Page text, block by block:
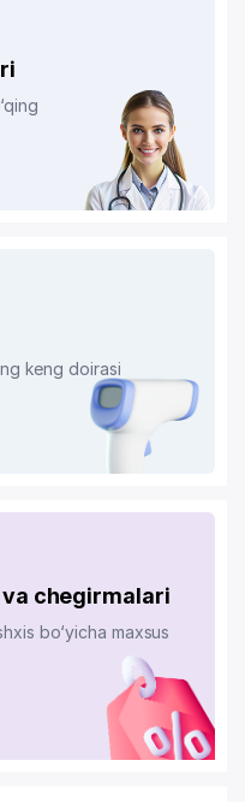
keng doirasi
chegirmalari
bo‘yicha maxsus